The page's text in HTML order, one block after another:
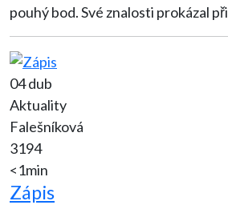
pouhý bod. Své znalosti prokázal
04 dub
Aktuality
Falešníková
3194
<1min
Zápis